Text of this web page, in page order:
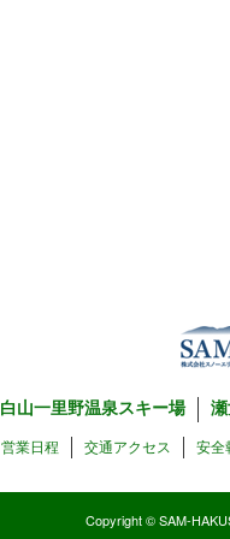
白山一里野温泉スキー場
営業日程 交通アクセス 安全
Copyright © SAM-